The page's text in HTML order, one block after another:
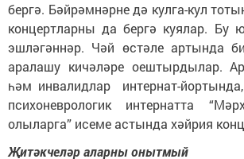
бергә. Бәйрәмнәрне дә кулга-кул
концертларны да бергә куялар.
эшләгәннәр. Чәй өстәле артында
аралашу кичәләре оештырдылар.
һәм инвалидлар интернат-
психоневрологик интернатта
олыларга” исеме астында хәйрия
Җитәкчеләр аларны онытмый